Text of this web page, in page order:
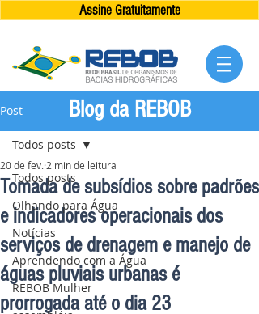
Assine Gratuitamente
Post
Todos posts
Olhando para Água
Notícias
Aprendendo com a Água
REBOB Mulher
Todos posts
Tomada de subsídios sobre padrões
e indicadores operacionais dos
serviços de drenagem e manejo de
águas pluviais urbanas é
prorrogada até o dia 23
20 de fev. 2 min de leitura
Blog da REBOB